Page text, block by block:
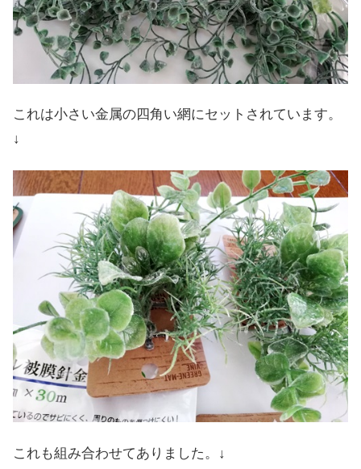
これは小さい金属の四角い網にセットされています。
↓
これも組み合わせてありました。↓